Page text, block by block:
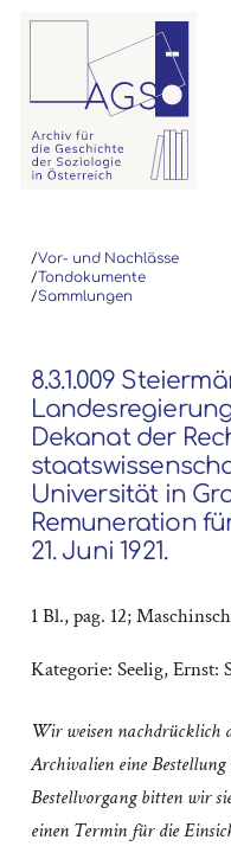
/Vor- und Nachlässe
/Tondokumente
/Sammlungen
8.3.1.009
Dekanat der
Universität in
Remuneration
21. Juni 1921.
1 Bl., pag. 12;
Kategorie: Seelig, Ernst:
Wir weisen nachdrücklich
Archivalien eine
Bestellvorgang bitten wir
einen Termin für die